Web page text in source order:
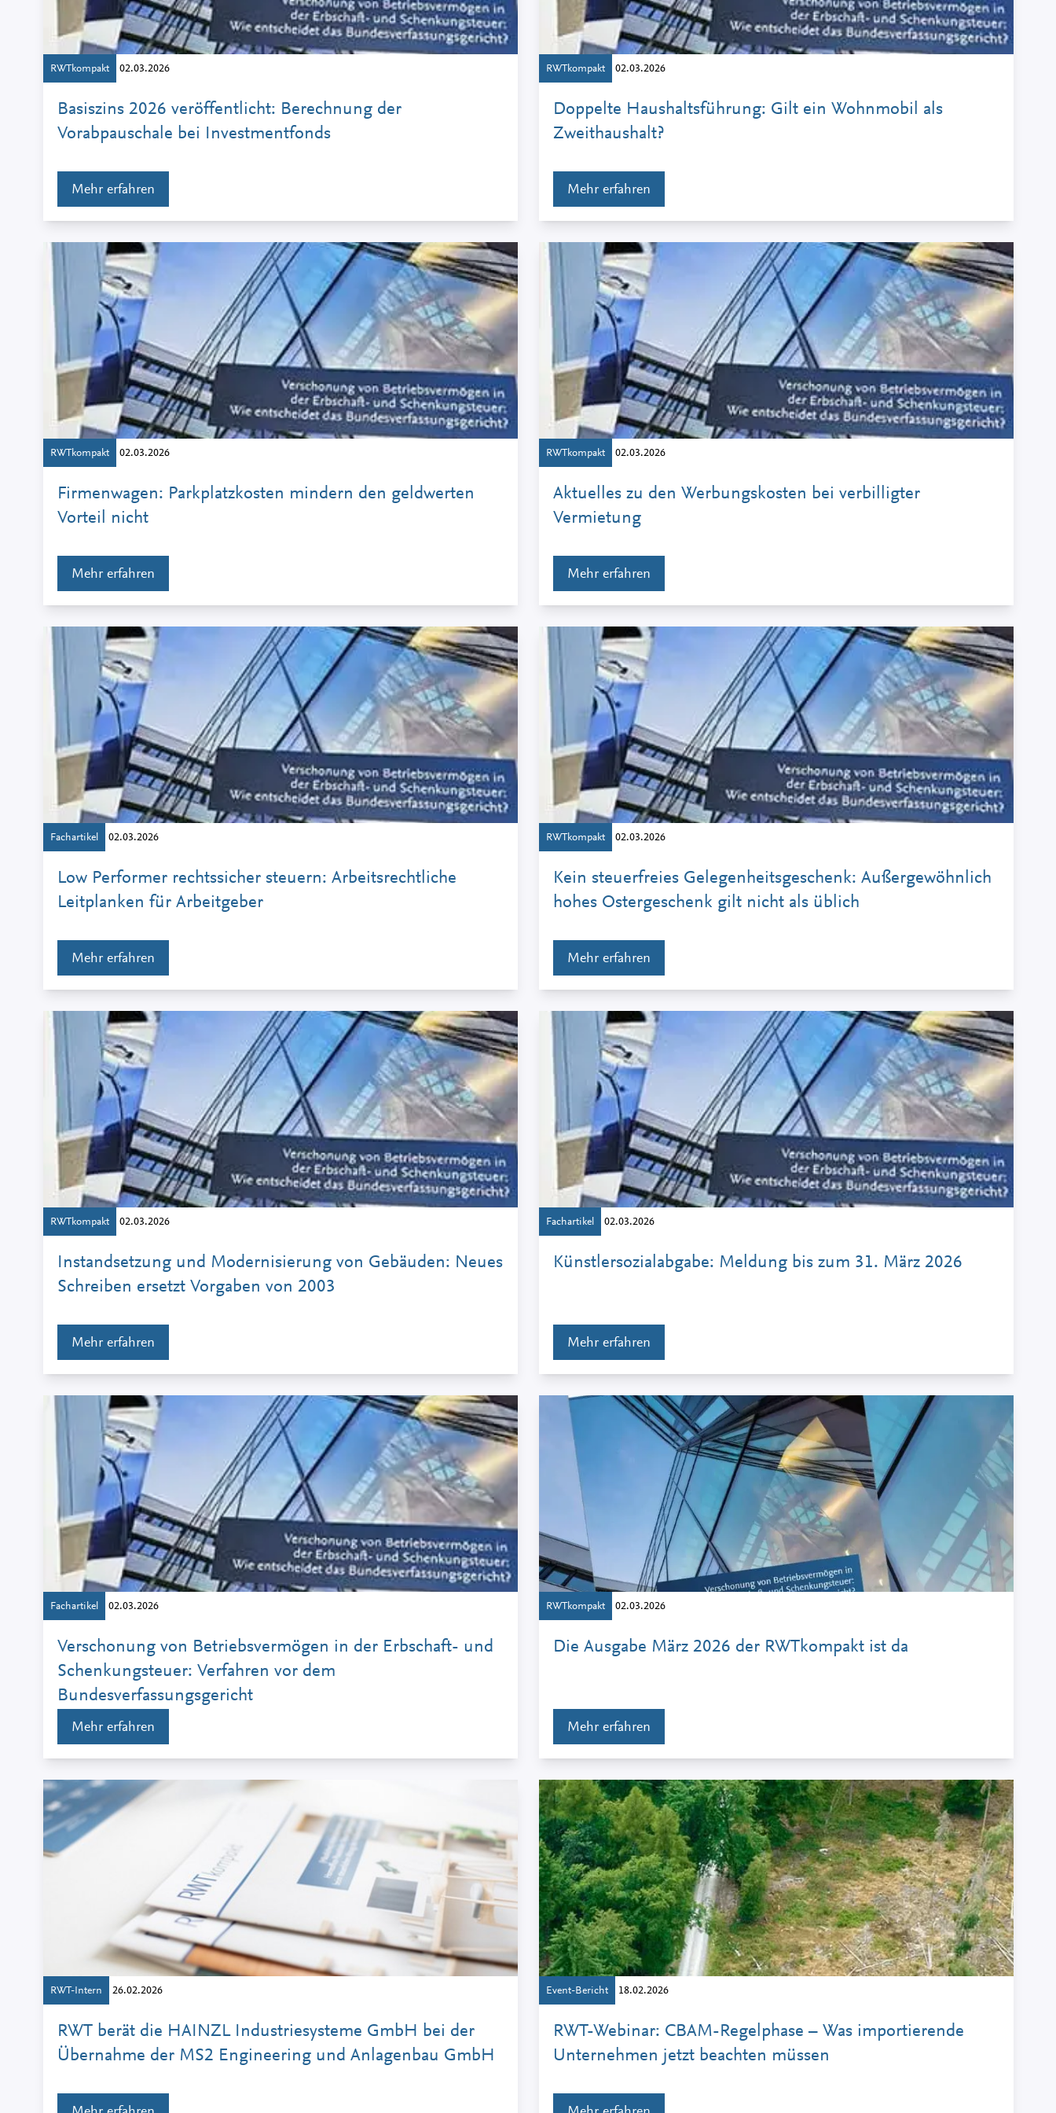
RWTkompakt 02.03.2026
Basiszins 2026 veröffentlicht: Berechnung der
Vorabpauschale bei Investmentfonds
Mehr erfahren
RWTkompakt 02.03.2026
Doppelte Haushaltsführung: Gilt ein Wohnmobil als
Zweithaushalt?
Mehr erfahren
RWTkompakt 02.03.2026
Firmenwagen: Parkplatzkosten mindern den geldwerten
Vorteil nicht
Mehr erfahren
RWTkompakt 02.03.2026
Aktuelles zu den Werbungskosten bei verbilligter
Vermietung
Mehr erfahren
Fachartikel 02.03.2026
Low Performer rechtssicher steuern: Arbeitsrechtliche
Leitplanken für Arbeitgeber
Mehr erfahren
RWTkompakt 02.03.2026
Kein steuerfreies Gelegenheitsgeschenk: Außergewöhnlich
hohes Ostergeschenk gilt nicht als üblich
Mehr erfahren
RWTkompakt 02.03.2026
Instandsetzung und Modernisierung von Gebäuden: Neues
Schreiben ersetzt Vorgaben von 2003
Mehr erfahren
Fachartikel 02.03.2026
Künstlersozialabgabe: Meldung bis zum 31. März 2026
Mehr erfahren
Fachartikel 02.03.2026
Verschonung von Betriebsvermögen in der Erbschaft- und
Schenkungsteuer: Verfahren vor dem
Bundesverfassungsgericht
Mehr erfahren
RWTkompakt 02.03.2026
Die Ausgabe März 2026 der RWTkompakt ist da
Mehr erfahren
RWT-Intern 26.02.2026
RWT berät die HAINZL Industriesysteme GmbH bei der
Übernahme der MS2 Engineering und Anlagenbau GmbH
Event-Bericht 18.02.2026
RWT-Webinar: CBAM-Regelphase – Was importierende
Unternehmen jetzt beachten müssen